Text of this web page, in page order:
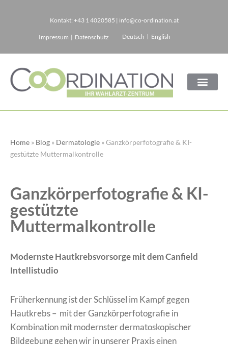
springen
Kontakt: +43 1 4020585 | info@co-ordination.at
Impressum | Datenschutz Deutsch English
Home » Blog » Dermatologie »Ganzkörperfotografie & KI-
gestützte Muttermalkontrolle
Ganzkörperfotografie & KI-
gestützte
Muttermalkontrolle
Modernste Hautkrebsvorsorge mit dem Canfield
Intellistudio
Früherkennung ist der Schlüssel im Kampf gegen
Hautkrebs – mit der Ganzkörperfotografie in
Kombination mit modernster dermatoskopischer
Bildgebung gehen wir in unserer Praxis einen